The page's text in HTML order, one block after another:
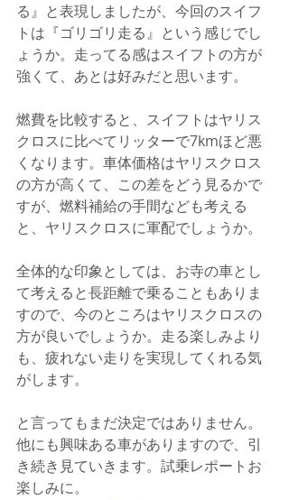
る』と表現しましたが、今回のスイフ
トは『ゴリゴリ走る』という感じでし
ょうか。走ってる感はスイフトの方が
強くて、あとは好みだと思います。
燃費を比較すると、スイフトはヤリス
クロスに比べてリッターで7kmほど悪
くなります。車体価格はヤリスクロス
の方が高くて、この差をどう見るかで
すが、燃料補給の手間なども考える
と、ヤリスクロスに軍配でしょうか。
全体的な印象としては、お寺の車とし
て考えると長距離で乗ることもありま
すので、今のところはヤリスクロスの
方が良いでしょうか。走る楽しみより
も、疲れない走りを実現してくれる気
がします。
と言ってもまだ決定ではありません。
他にも興味ある車がありますので、引
き続き見ていきます。試乗レポートお
楽しみに。